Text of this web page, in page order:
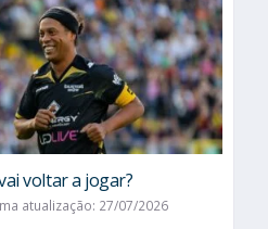
voltar a jogar?
atualização: 27/07/2026